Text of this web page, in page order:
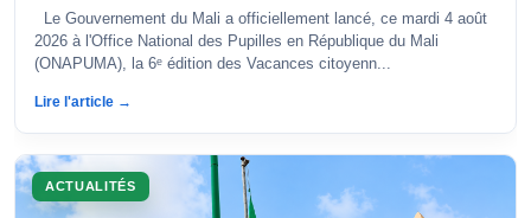
Le Gouvernement du Mali a officiellement lancé, ce mardi 4 août
2026 à l'Office National des Pupilles en République du Mali
(ONAPUMA), la 6ᵉ édition des Vacances citoyenn...
Lire l'article →
ACTUALITÉS